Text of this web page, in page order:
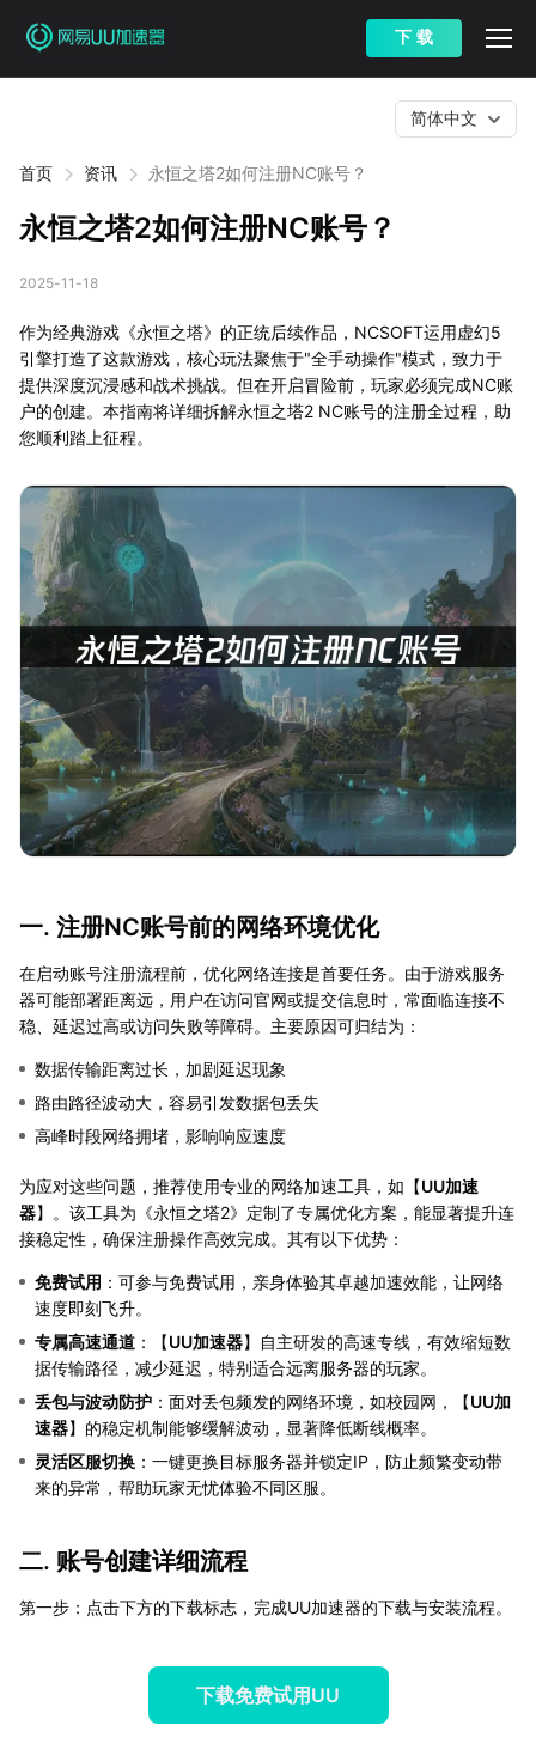
下 载
首页 资讯 永恒之塔2如何注册NC账号？
简体中文
永恒之塔2如何注册NC账号？
2025-11-18
作为经典游戏《永恒之塔》的正统后续作品，NCSOFT运用虚幻5
引擎打造了这款游戏，核心玩法聚焦于"全手动操作"模式，致力于
提供深度沉浸感和战术挑战。但在开启冒险前，玩家必须完成NC账
户的创建。本指南将详细拆解永恒之塔2 NC账号的注册全过程，助
您顺利踏上征程。
一. 注册NC账号前的网络环境优化
在启动账号注册流程前，优化网络连接是首要任务。由于游戏服务
器可能部署距离远，用户在访问官网或提交信息时，常面临连接不
稳、延迟过高或访问失败等障碍。主要原因可归结为：
数据传输距离过长，加剧延迟现象
路由路径波动大，容易引发数据包丢失
高峰时段网络拥堵，影响响应速度
为应对这些问题，推荐使用专业的网络加速工具，如【UU加速
器】。该工具为《永恒之塔2》定制了专属优化方案，能显著提升连
接稳定性，确保注册操作高效完成。其有以下优势：
免费试用 ：可参与免费试用，亲身体验其卓越加速效能，让网络
速度即刻飞升。
专属高速通道 ：【UU加速器】自主研发的高速专线，有效缩短数
据传输路径，减少延迟，特别适合远离服务器的玩家。
丢包与波动防护 ：面对丢包频发的网络环境，如校园网，【UU加
速器】的稳定机制能够缓解波动，显著降低断线概率。
灵活区服切换 ：一键更换目标服务器并锁定IP，防止频繁变动带
来的异常，帮助玩家无忧体验不同区服。
二. 账号创建详细流程
第一步：点击下方的下载标志，完成UU加速器的下载与安装流程。
下载免费试用UU